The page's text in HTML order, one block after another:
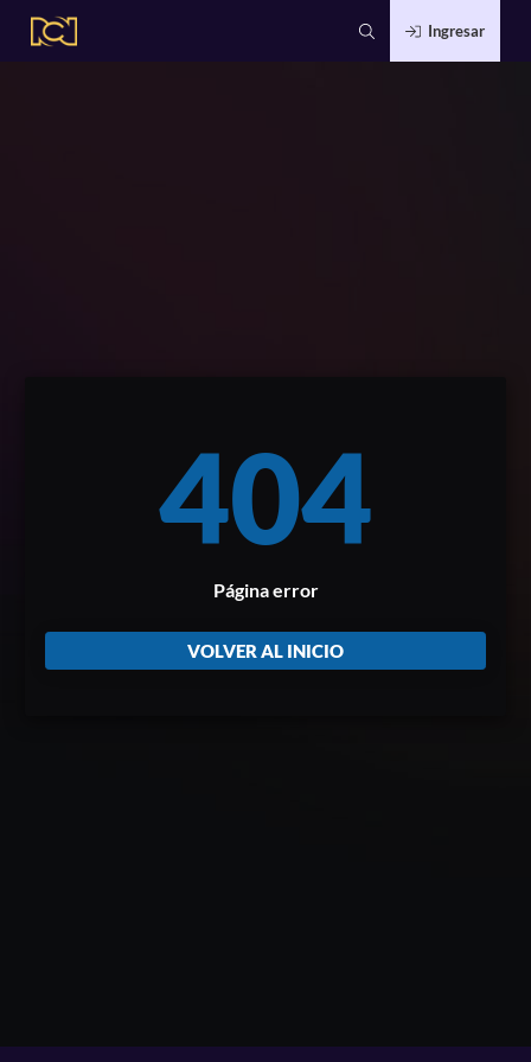
Ingresar
404
Página error
VOLVER AL INICIO